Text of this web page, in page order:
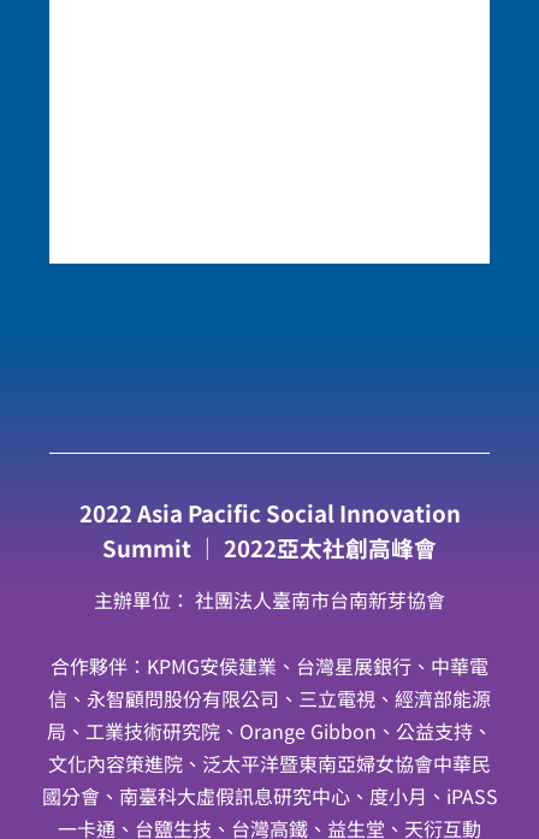
2022 Asia Pacific Social Innovation
Summit ｜ 2022亞太社創高峰會
主辦單位： 社團法人臺南市台南新芽協會
合作夥伴：KPMG安侯建業、台灣星展銀行、中華電
信、永智顧問股份有限公司、三立電視、經濟部能源
局、工業技術研究院、Orange Gibbon、公益支持、
文化內容策進院、泛太平洋暨東南亞婦女協會中華民
國分會、南臺科大虛假訊息研究中心、度小月、iPASS
一卡通、台鹽生技、台灣高鐵、益生堂、天衍互動